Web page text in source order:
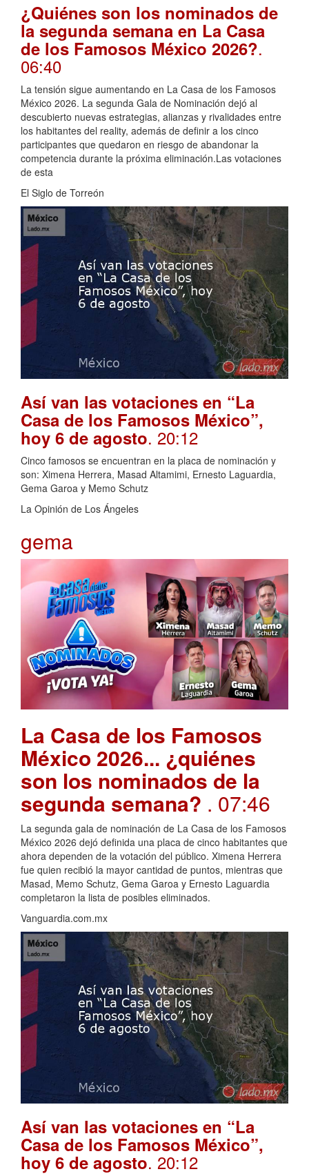
¿Quiénes son los nominados de
la segunda semana en La Casa
de los Famosos México 2026?.
06:40
La tensión sigue aumentando en La Casa de los Famosos
México 2026. La segunda Gala de Nominación dejó al
descubierto nuevas estrategias, alianzas y rivalidades entre
los habitantes del reality, además de definir a los cinco
participantes que quedaron en riesgo de abandonar la
competencia durante la próxima eliminación.Las votaciones
de esta
El Siglo de Torreón
Así van las votaciones en “La
Casa de los Famosos México”,
hoy 6 de agosto. 20:12
Cinco famosos se encuentran en la placa de nominación y
son: Ximena Herrera, Masad Altamimi, Ernesto Laguardia,
Gema Garoa y Memo Schutz
La Opinión de Los Ángeles
gema
La Casa de los Famosos
México 2026... ¿quiénes
son los nominados de la
segunda semana? . 07:46
La segunda gala de nominación de La Casa de los Famosos
México 2026 dejó definida una placa de cinco habitantes que
ahora dependen de la votación del público. Ximena Herrera
fue quien recibió la mayor cantidad de puntos, mientras que
Masad, Memo Schutz, Gema Garoa y Ernesto Laguardia
completaron la lista de posibles eliminados.
Vanguardia.com.mx
Así van las votaciones en “La
Casa de los Famosos México”,
hoy 6 de agosto. 20:12